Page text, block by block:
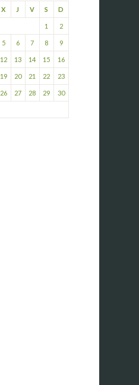
X J V S D
1 2
5 6 7 8 9
12 13 14 15 16
19 20 21 22 23
26 27 28 29 30